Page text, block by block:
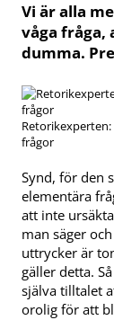
Vi är alla
våga fråga,
dumma.
frågor
Synd, för den
elementära
att inte
man säger
uttrycker är
gäller detta.
själva tilltalet
orolig för att